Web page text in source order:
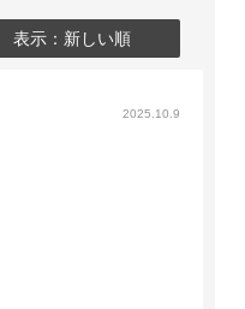
表示：新しい順
2025.10.9